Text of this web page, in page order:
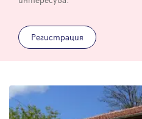
Регистрация